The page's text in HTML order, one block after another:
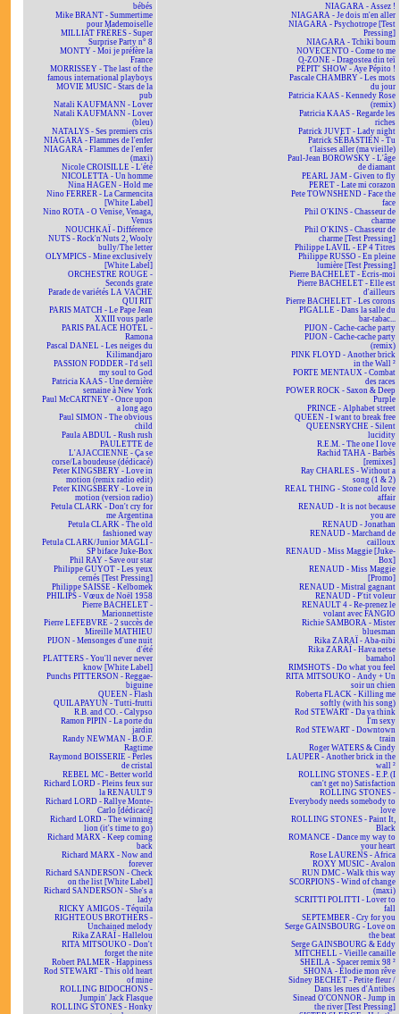
bébés
Mike BRANT - Summertime
pour Mademoiselle
MILLIAT FRÈRES - Super
Surprise Party n° 8
MONTY - Moi je préfère la
France
MORRISSEY - The last of the
famous international playboys
MOVIE MUSIC - Stars de la
pub
Natali KAUFMANN - Lover
Natali KAUFMANN - Lover
(bleu)
NATALYS - Ses premiers cris
NIAGARA - Flammes de l'enfer
NIAGARA - Flammes de l'enfer
(maxi)
Nicole CROISILLE - L'été
NICOLETTA - Un homme
Nina HAGEN - Hold me
Nino FERRER - La Carmencita
[White Label]
Nino ROTA - O Venise, Venaga,
Venus
NOUCHKAÏ - Différence
NUTS - Rock'n'Nuts 2, Wooly
bully/The letter
OLYMPICS - Mine exclusively
[White Label]
ORCHESTRE ROUGE -
Seconds grate
Parade de variétés LA VACHE
QUI RIT
PARIS MATCH - Le Pape Jean
XXIII vous parle
PARIS PALACE HOTEL -
Ramona
Pascal DANEL - Les neiges du
Kilimandjaro
PASSION FODDER - I'd sell
my soul to God
Patricia KAAS - Une dernière
semaine à New York
Paul McCARTNEY - Once upon
a long ago
Paul SIMON - The obvious
child
Paula ABDUL - Rush rush
PAULETTE de
L'AJACCIENNE - Ça se
corse/La boudeuse (dédicacé)
Peter KINGSBERY - Love in
motion (remix radio edit)
Peter KINGSBERY - Love in
motion (version radio)
Petula CLARK - Don't cry for
me Argentina
Petula CLARK - The old
fashioned way
Petula CLARK/Junior MAGLI -
SP biface Juke-Box
Phil RAY - Save our star
Philippe GUYOT - Les yeux
cernés [Test Pressing]
Philippe SAISSE - Kelbomek
PHILIPS - Vœux de Noël 1958
Pierre BACHELET -
Marionnettiste
Pierre LEFEBVRE - 2 succès de
Mireille MATHIEU
PIJON - Mensonges d'une nuit
d'été
PLATTERS - You'll never never
know [White Label]
Punchs PITTERSON - Reggae-
biguine
QUEEN - Flash
QUILAPAYUN - Tutti-frutti
R.B. and CO. - Calypso
Ramon PIPIN - La porte du
jardin
Randy NEWMAN - B.O.F.
Ragtime
Raymond BOISSERIE - Perles
de cristal
REBEL MC - Better world
Richard LORD - Pleins feux sur
la RENAULT 9
Richard LORD - Rallye Monte-
Carlo [dédicacé]
Richard LORD - The winning
lion (it's time to go)
Richard MARX - Keep coming
back
Richard MARX - Now and
forever
Richard SANDERSON - Check
on the list [White Label]
Richard SANDERSON - She's a
lady
RICKY AMIGOS - Téquila
RIGHTEOUS BROTHERS -
Unchained melody
Rika ZARAÏ - Hallelou
RITA MITSOUKO - Don't
forget the nite
Robert PALMER - Happiness
Rod STEWART - This old heart
of mine
ROLLING BIDOCHONS -
Jumpin' Jack Flasque
ROLLING STONES - Honky
NIAGARA - Assez !
NIAGARA - Je dois m'en aller
NIAGARA - Psychotrope [Test
Pressing]
NIAGARA - Tchiki boum
NOVECENTO - Come to me
O-ZONE - Dragostea din teï
PÉPIT' SHOW - Aye Pépito !
Pascale CHAMBRY - Les mots
du jour
Patricia KAAS - Kennedy Rose
(remix)
Patricia KAAS - Regarde les
riches
Patrick JUVET - Lady night
Patrick SÉBASTIEN - Tu
t'laisses aller (ma vieille)
Paul-Jean BOROWSKY - L'âge
de diamant
PEARL JAM - Given to fly
PERET - Late mi corazon
Pete TOWNSHEND - Face the
face
Phil O'KINS - Chasseur de
charme
Phil O'KINS - Chasseur de
charme [Test Pressing]
Philippe LAVIL - EP 4 Titres
Philippe RUSSO - En pleine
lumière [Test Pressing]
Pierre BACHELET - Écris-moi
Pierre BACHELET - Elle est
d'ailleurs
Pierre BACHELET - Les corons
PIGALLE - Dans la salle du
bar-tabac...
PIJON - Cache-cache party
PIJON - Cache-cache party
(remix)
PINK FLOYD - Another brick
in the Wall ²
PORTE MENTAUX - Combat
des races
POWER ROCK - Saxon & Deep
Purple
PRINCE - Alphabet street
QUEEN - I want to break free
QUEENSRYCHE - Silent
lucidity
R.E.M. - The one I love
Rachid TAHA - Barbès
[remixes]
Ray CHARLES - Without a
song (1 & 2)
REAL THING - Stone cold love
affair
RENAUD - It is not because
you are
RENAUD - Jonathan
RENAUD - Marchand de
cailloux
RENAUD - Miss Maggie [Juke-
Box]
RENAUD - Miss Maggie
[Promo]
RENAUD - Mistral gagnant
RENAUD - P'tit voleur
RENAULT 4 - Re-prenez le
volant avec FANGIO
Richie SAMBORA - Mister
bluesman
Rika ZARAÏ - Aba-nibi
Rika ZARAÏ - Hava netse
bamahol
RIMSHOTS - Do what you feel
RITA MITSOUKO - Andy + Un
soir un chien
Roberta FLACK - Killing me
softly (with his song)
Rod STEWART - Da ya think
I'm sexy
Rod STEWART - Downtown
train
Roger WATERS & Cindy
LAUPER - Another brick in the
wall ²
ROLLING STONES - E.P. (I
can't get no) Satisfaction
ROLLING STONES -
Everybody needs somebody to
love
ROLLING STONES - Paint It,
Black
ROMANCE - Dance my way to
your heart
Rose LAURENS - Africa
ROXY MUSIC - Avalon
RUN DMC - Walk this way
SCORPIONS - Wind of change
(maxi)
SCRITTI POLITTI - Lover to
fall
SEPTEMBER - Cry for you
Serge GAINSBOURG - Love on
the beat
Serge GAINSBOURG & Eddy
MITCHELL - Vieille canaille
SHEILA - Spacer remix 98 ²
SHONA - Elodie mon rêve
Sidney BECHET - Petite fleur /
Dans les rues d'Antibes
Sinead O'CONNOR - Jump in
the river [Test Pressing]